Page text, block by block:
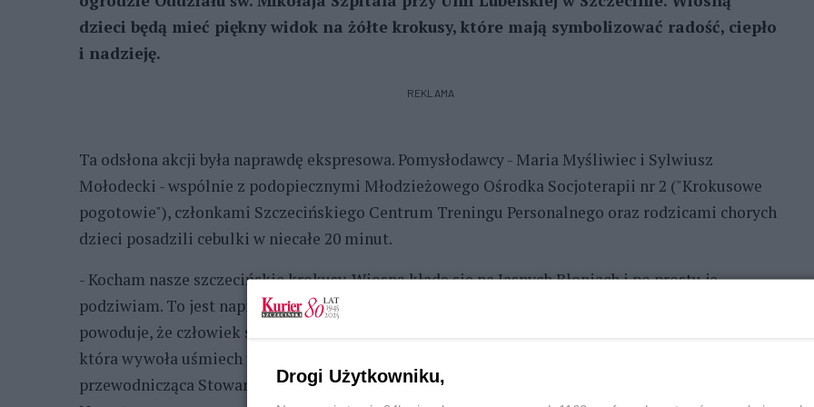
dzieci będą mieć piękny widok na żółte krokusy, które mają symbolizować radość, ciepło
i nadzieję.
REKLAMA
Ta odsłona akcji była naprawdę ekspresowa. Pomysłodawcy - Maria Myśliwiec i Sylwiusz
Mołodecki - wspólnie z podopiecznymi Młodzieżowego Ośrodka Socjoterapii nr 2 ("Krokusowe
pogotowie"), członkami Szczecińskiego Centrum Treningu Personalnego oraz rodzicami chorych
dzieci posadzili cebulki w niecałe 20 minut.
- Kocham nasze szczecińskie krokusy. Wiosną kładę się na Jasnych Błoniach i po prostu je
podziwiam. To jest naprawdę wspaniała akcja i cieszę się, że możemy być jej częścią. Każdy kwiat
powoduje, że człowiek się uśmiecha i od razu ma lepszy humor. Bierzemy udział w każdej akcji,
która wywoła uśmiech u dzieci, ale także rodziców i lekarzy - mówi Marzena Górska,
przewodnicząca Stowarzyszenia Rodziców Dzieci Chorych na Białaczkę i Inne Choroby
Drogi Użytkowniku,